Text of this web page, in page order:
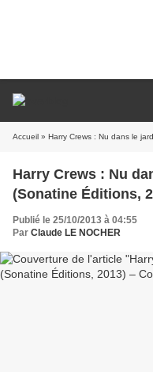
Accueil » Harry Crews : Nu dans le
Harry Crews : Nu
(Sonatine Éditions,
Publié le 25/10/2013 à 04:55
Par Claude LE NOCHER